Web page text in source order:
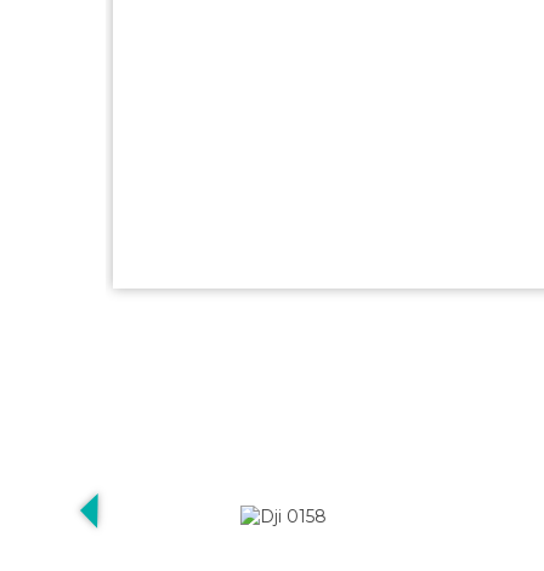
Bước vào thế giới cổ xưa với vẻ đẹp lộng lẫy